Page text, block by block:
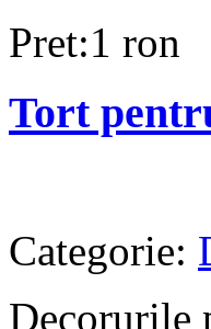
Pret:1 ron
Tort
Categorie:
Decorurile